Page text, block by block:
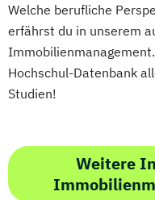
Protection
Emerging
Energie Autarkie
Energie Effizienz
Epidemiology
Ernährung und
Welche berufliche
erfährst du in unserem
Hochschul-Datenbank
Studien!
Weitere